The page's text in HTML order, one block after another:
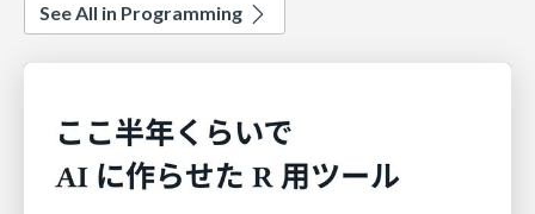
See All in Programming